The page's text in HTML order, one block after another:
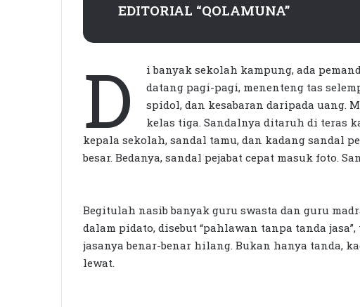
EDITORIAL “QOLAMUNA”
D
i banyak sekolah kampung, ada
datang pagi-pagi, menenteng tas
spidol, dan kesabaran daripada uang.
kelas tiga. Sandalnya ditaruh di teras
kepala sekolah, sandal tamu, dan kadang sandal
besar. Bedanya, sandal pejabat cepat masuk foto.
Begitulah nasib banyak guru swasta dan guru
dalam pidato, disebut “pahlawan tanpa tanda
jasanya benar-benar hilang. Bukan hanya tanda,
lewat.